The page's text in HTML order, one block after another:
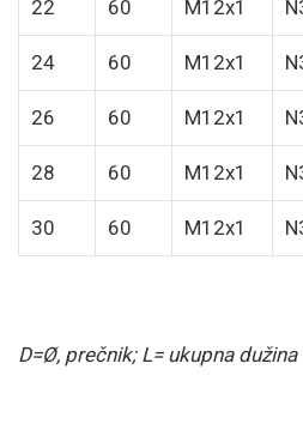
22 60 M12x1
24 60 M12x1
26 60 M12x1
28 60 M12x1
30 60 M12x1
D=Ø, prečnik; L= ukupna dužina